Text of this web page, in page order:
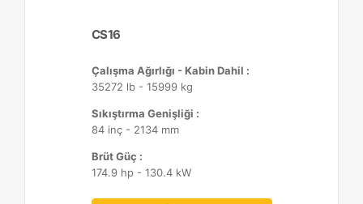
CS16
Çalışma Ağırlığı - Kabin Dahil :
35272 lb - 15999 kg
Sıkıştırma Genişliği :
84 inç - 2134 mm
Brüt Güç :
174.9 hp - 130.4 kW